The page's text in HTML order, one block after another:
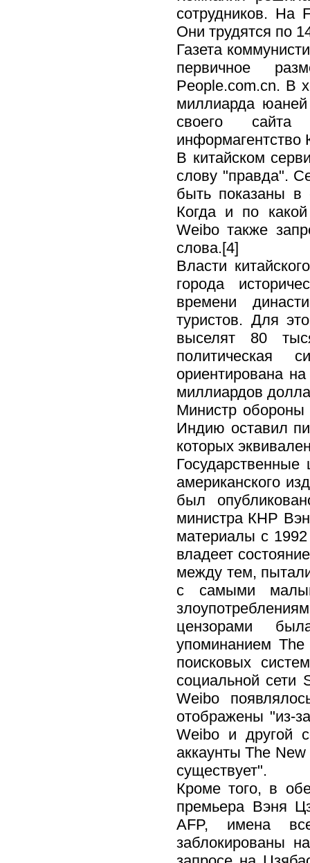
сотрудников. На
Они трудятся по
Газета
первичное
People.com.cn. В
миллиарда
своего сайта
В китайском
слову "правда".
быть показаны в
Когда и по
Weibo также
слова.[4]
Власти
города
времени
туристов. Для
выселят 80
политическая
ориентирована
миллиардов
Министр
Индию оставил
которых
американского
был
министра КНР
материалы с
владеет
между тем,
с самыми
цензорами
упоминанием
поисковых
социальной сети
Weibo
отображены "из-
Weibo и другой
аккаунты The
существует".
Кроме того, в
премьера Вэня
AFP, имена
заблокированы